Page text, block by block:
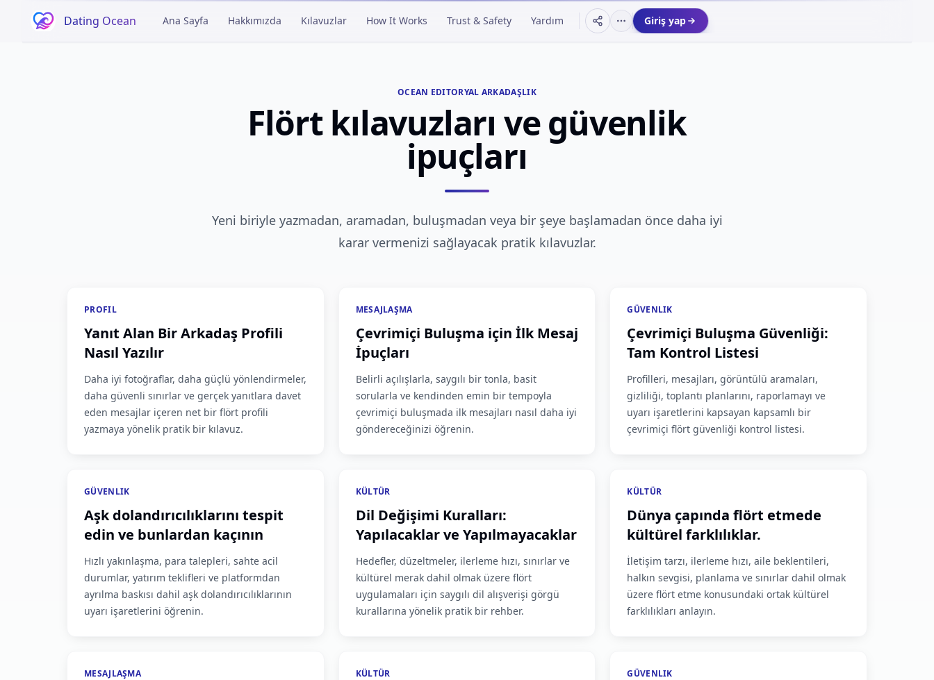
Dating Ocean Ana Sayfa Hakkımızda Kılavuzlar How It Works Trust & Safety Yardım Giriş yap
Açıklama
OCEAN EDITORYAL ARKADAŞLIK
Flört kılavuzları ve güvenlik
ipuçları
Yeni biriyle yazmadan, aramadan, buluşmadan veya bir şeye başlamadan önce daha iyi
karar vermenizi sağlayacak pratik kılavuzlar.
PROFIL
Yanıt Alan Bir Arkadaş Profili
Nasıl Yazılır
Daha iyi fotoğraflar, daha güçlü yönlendirmeler,
daha güvenli sınırlar ve gerçek yanıtlara davet
eden mesajlar içeren net bir flört profili
yazmaya yönelik pratik bir kılavuz.
MESAJLAŞMA
Çevrimiçi Buluşma için İlk Mesaj
İpuçları
Belirli açılışlarla, saygılı bir tonla, basit
sorularla ve kendinden emin bir tempoyla
çevrimiçi buluşmada ilk mesajları nasıl daha iyi
göndereceğinizi öğrenin.
GÜVENLIK
Çevrimiçi Buluşma Güvenliği:
Tam Kontrol Listesi
Profilleri, mesajları, görüntülü aramaları,
gizliliği, toplantı planlarını, raporlamayı ve
uyarı işaretlerini kapsayan kapsamlı bir
çevrimiçi flört güvenliği kontrol listesi.
GÜVENLIK
Aşk dolandırıcılıklarını tespit
edin ve bunlardan kaçının
Hızlı yakınlaşma, para talepleri, sahte acil
durumlar, yatırım teklifleri ve platformdan
ayrılma baskısı dahil aşk dolandırıcılıklarının
uyarı işaretlerini öğrenin.
KÜLTÜR
Dil Değişimi Kuralları:
Yapılacaklar ve Yapılmayacaklar
Hedefler, düzeltmeler, ilerleme hızı, sınırlar ve
kültürel merak dahil olmak üzere flört
uygulamaları için saygılı dil alışverişi görgü
kurallarına yönelik pratik bir rehber.
KÜLTÜR
Dünya çapında flört etmede
kültürel farklılıklar.
İletişim tarzı, ilerleme hızı, aile beklentileri,
halkın sevgisi, planlama ve sınırlar dahil olmak
üzere flört etme konusundaki ortak kültürel
farklılıkları anlayın.
MESAJLAŞMA KÜLTÜR GÜVENLIK